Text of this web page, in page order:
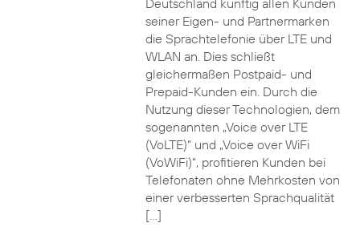
Deutschland künftig allen Kunden
seiner Eigen- und Partnermarken
die Sprachtelefonie über LTE und
WLAN an. Dies schließt
gleichermaßen Postpaid- und
Prepaid-Kunden ein. Durch die
Nutzung dieser Technologien, dem
sogenannten „Voice over LTE
(VoLTE)“ und „Voice over WiFi
(VoWiFi)“, profitieren Kunden bei
Telefonaten ohne Mehrkosten von
einer verbesserten Sprachqualität
[…]